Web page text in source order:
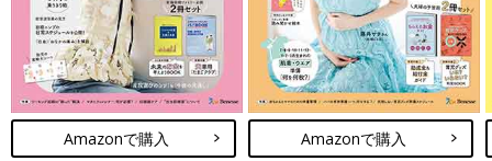
Amazonで購入 Amazonで購入